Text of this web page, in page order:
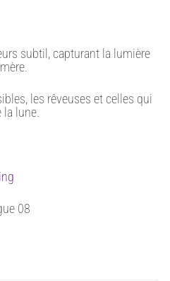
subtil, capturant la lumière
les rêveuses et celles qui
la lune.
08